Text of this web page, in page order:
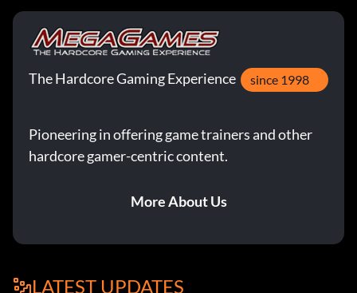
The Hardcore Gaming Experience since 1998
Pioneering in offering game trainers and other
hardcore gamer-centric content.
More About Us
LATEST UPDATES